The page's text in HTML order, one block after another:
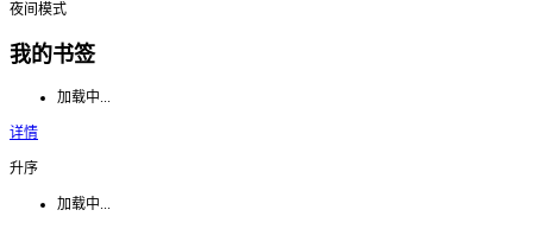
夜间模式
我的书签
加载中...
详情
升序
加载中...